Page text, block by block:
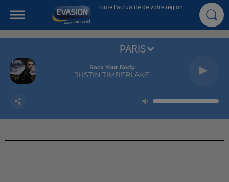
Toute l'actualité de votre région
Rock Your Body
JUSTIN TIMBERLAKE
PARIS